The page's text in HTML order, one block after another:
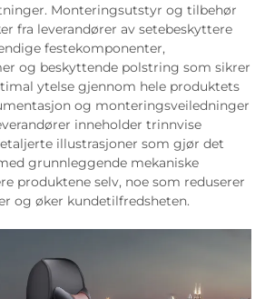
Monteringsutstyr og tilbehør
fra leverandører av setebeskyttere
festekomponenter,
og beskyttende polstring som sikrer
ytelse gjennom hele produktets
og monteringsveiledninger
inneholder trinnvise
illustrasjoner som gjør det
grunnleggende mekaniske
produktene selv, noe som reduserer
og øker kundetilfredsheten.